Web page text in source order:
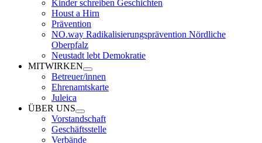
Kinder schreiben Geschichten
Houst a Hirn
Prävention
NO.way Radikalisierungsprävention Nördliche
Oberpfalz
Neustadt lebt Demokratie
MITWIRKEN
Betreuer/innen
Ehrenamtskarte
Juleica
ÜBER UNS
Vorstandschaft
Geschäftsstelle
Verbände